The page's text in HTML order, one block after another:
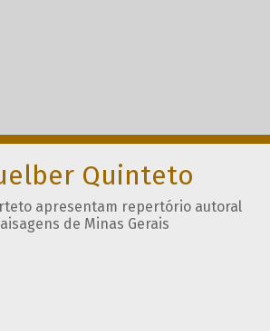
Quinteto
apresentam repertório autoral
de Minas Gerais